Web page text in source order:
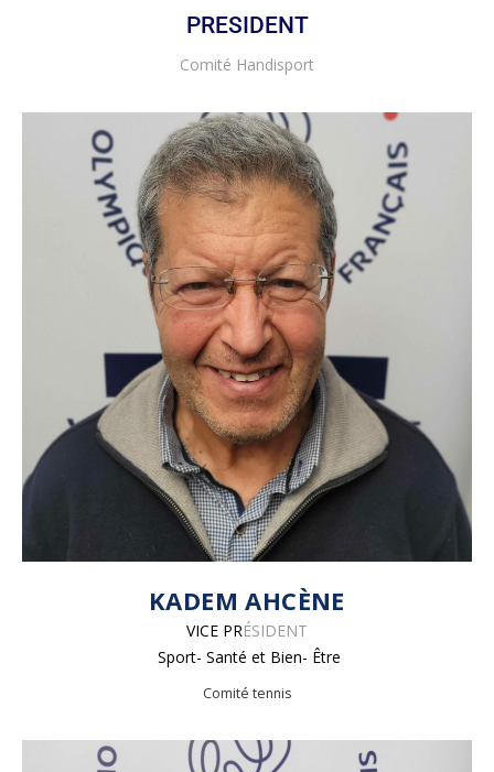
PRESIDENT
Comité Handisport
KADEM AHCÈNE
VICE PRÉSIDENT
Sport- Santé et Bien- Être
Comité tennis